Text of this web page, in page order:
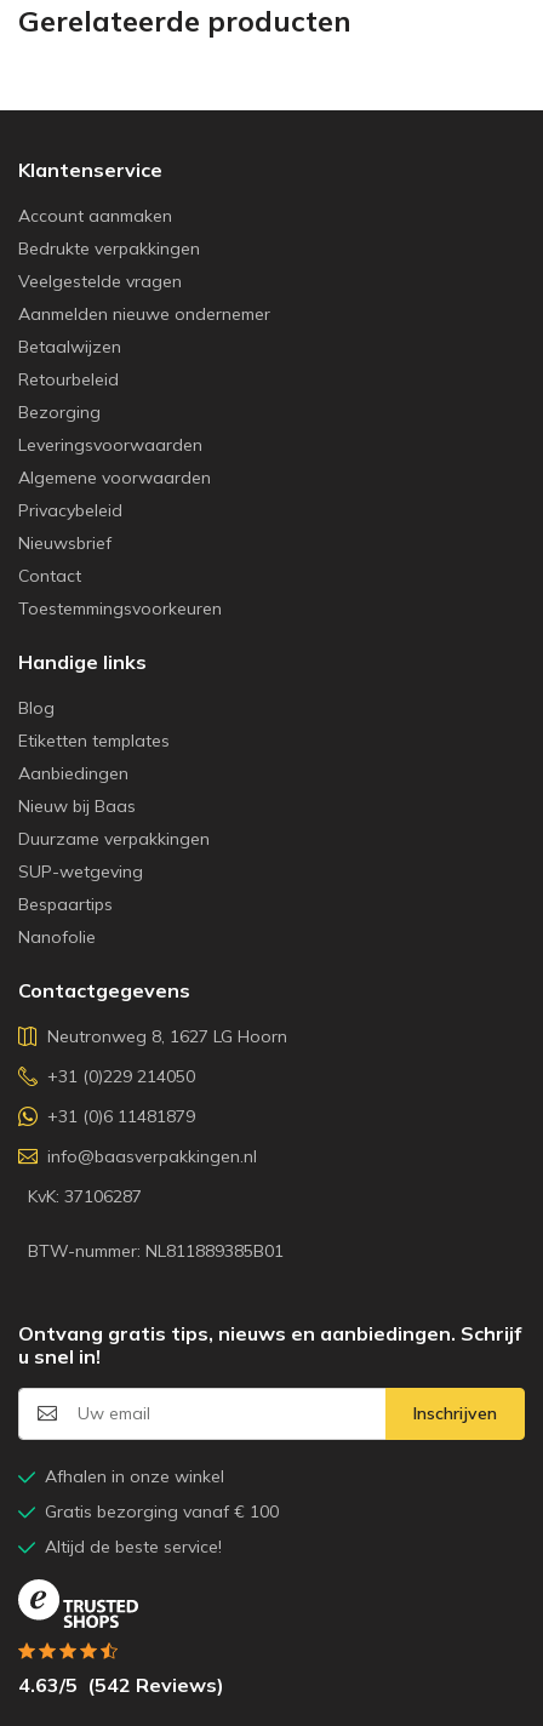
Gerelateerde producten
Klantenservice
Account aanmaken
Bedrukte verpakkingen
Veelgestelde vragen
Aanmelden nieuwe ondernemer
Betaalwijzen
Retourbeleid
Bezorging
Leveringsvoorwaarden
Algemene voorwaarden
Privacybeleid
Nieuwsbrief
Contact
Toestemmingsvoorkeuren
Handige links
Blog
Etiketten templates
Aanbiedingen
Nieuw bij Baas
Duurzame verpakkingen
SUP-wetgeving
Bespaartips
Nanofolie
Contactgegevens
Neutronweg 8, 1627 LG Hoorn
+31 (0)229 214050
+31 (0)6 11481879
info@baasverpakkingen.nl
KvK: 37106287
BTW-nummer: NL811889385B01
Ontvang gratis tips, nieuws en aanbiedingen. Schrijf
u snel in!
Inschrijven
Afhalen in onze winkel
Gratis bezorging vanaf € 100
Altijd de beste service!
4.63/5 (542 Reviews)